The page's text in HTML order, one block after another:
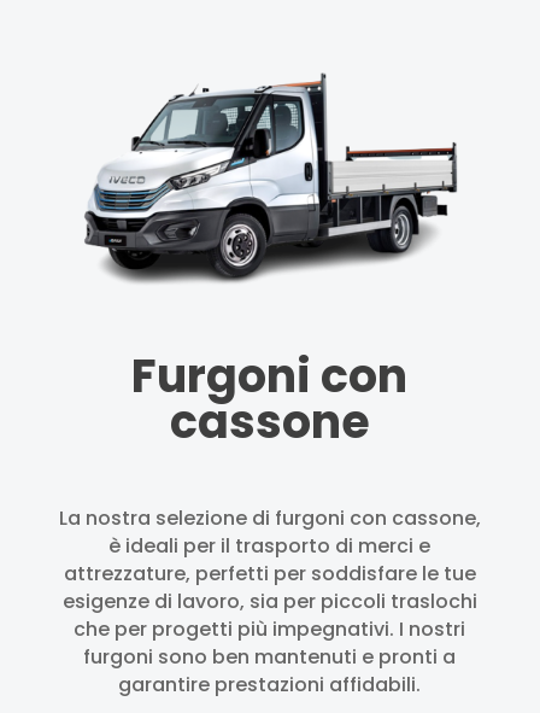
Furgoni con
cassone
La nostra selezione di furgoni con cassone,
è ideali per il trasporto di merci e
attrezzature, perfetti per soddisfare le tue
esigenze di lavoro, sia per piccoli traslochi
che per progetti più impegnativi. I nostri
furgoni sono ben mantenuti e pronti a
garantire prestazioni affidabili.